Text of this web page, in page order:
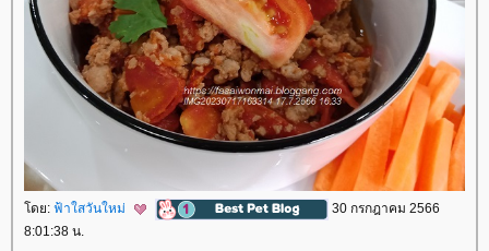
ดย: ฟ้าใสวันใหม่
30 กรกฎาคม 2566
8:01:38 น.